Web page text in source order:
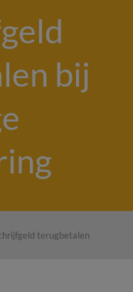
bij
terugbetalen